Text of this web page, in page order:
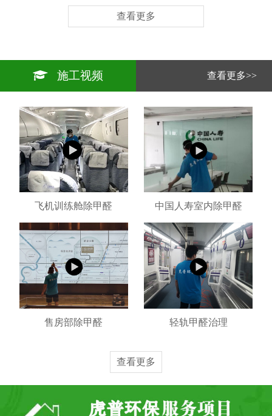
查看更多
查看更多>>
施工视频
飞机训练舱除甲醛 中国人寿室内除甲醛
售房部除甲醛 轻轨甲醛治理
查看更多